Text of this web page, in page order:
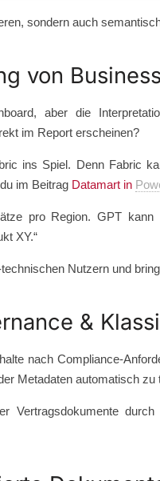
sondern auch
von
aber die
im Report erscheinen?
ins Spiel. Denn Fabric
im Beitrag Datamart in
pro Region. GPT
XY.“
Nutzern und
&
nach Compliance-
Metadaten automatisch zu
Vertragsdokumente